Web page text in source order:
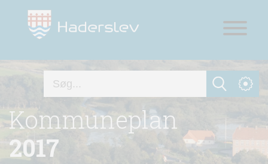
Kommuneplan
2017